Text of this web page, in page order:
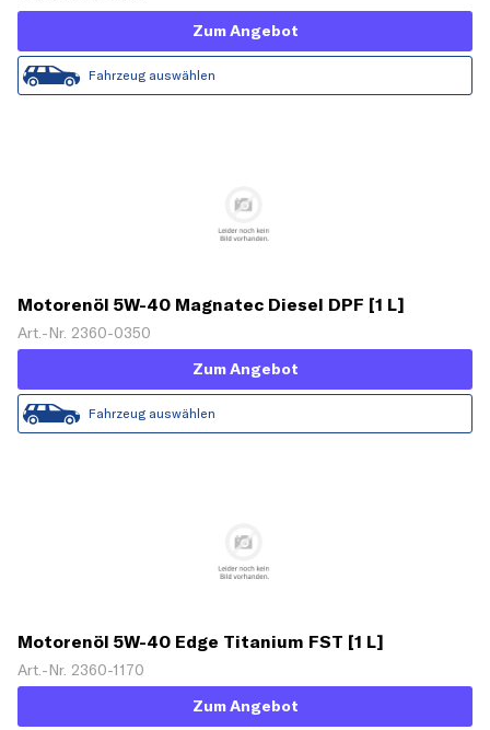
Zum Angebot
Fahrzeug auswählen
Motorenöl 5W-40 Magnatec Diesel DPF [1 L]
Art.-Nr. 2360-0350
Zum Angebot
Fahrzeug auswählen
Motorenöl 5W-40 Edge Titanium FST [1 L]
Art.-Nr. 2360-1170
Zum Angebot